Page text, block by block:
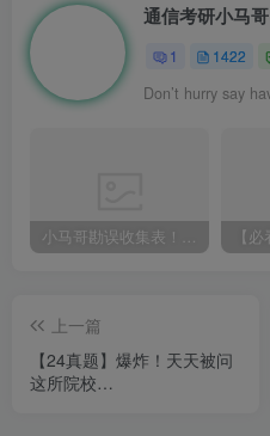
通信考研小马哥
1 1422
小马哥勘误收集表！感谢您的支持！
上一篇
【24真题】爆炸！天天被问
这所院校…